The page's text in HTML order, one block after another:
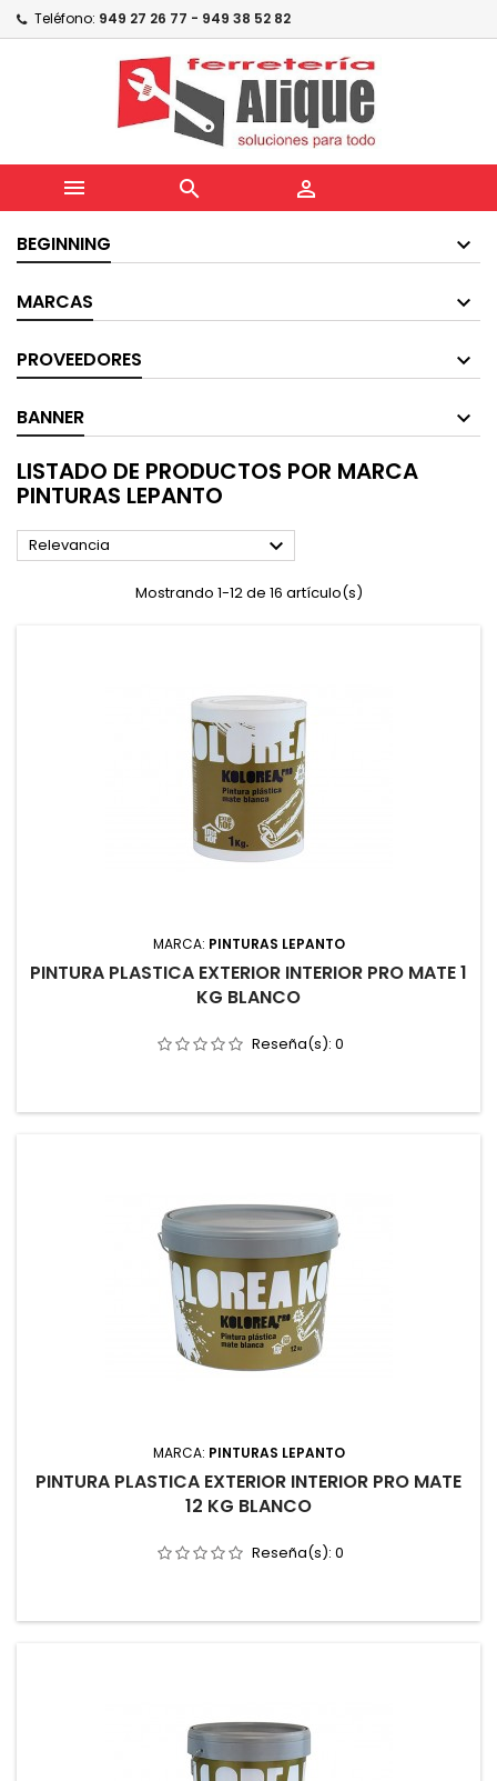
Teléfono: 949 27 26 77 - 949 38 52 82
  
BEGINNING
MARCAS
PROVEEDORES
BANNER
LISTADO DE PRODUCTOS POR MARCA
PINTURAS LEPANTO
Relevancia 
Mostrando 1-12 de 16 artículo(s)
MARCA: PINTURAS LEPANTO
PINTURA PLASTICA EXTERIOR INTERIOR PRO MATE 1
KG BLANCO
Reseña(s): 0
MARCA: PINTURAS LEPANTO
PINTURA PLASTICA EXTERIOR INTERIOR PRO MATE
12 KG BLANCO
Reseña(s): 0